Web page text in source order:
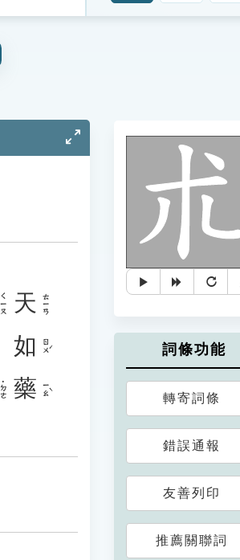
ㄑㄧㄡ 天 ㄊㄧㄢ
如 ㄖㄨˊ
˙ㄉㄜ 藥 ㄧㄠˋ
詞條功能
轉寄詞條
錯誤通報
友善列印
推薦關聯詞